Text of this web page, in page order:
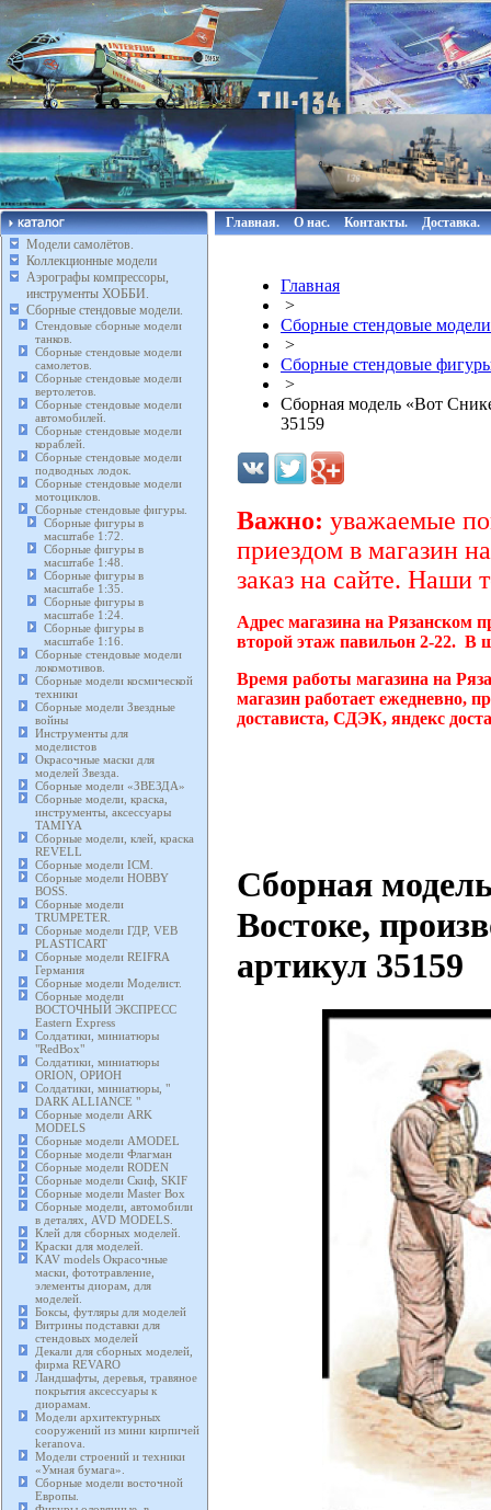
Модели самолётов.
Коллекционные модели
Аэрографы компрессоры,
инструменты ХОББИ.
Сборные стендовые модели.
Стендовые сборные модели
танков.
Сборные стендовые модели
самолетов.
Сборные стендовые модели
вертолетов.
Сборные стендовые модели
автомобилей.
Сборные стендовые модели
кораблей.
Сборные стендовые модели
подводных лодок.
Сборные стендовые модели
мотоциклов.
Сборные стендовые фигуры.
Сборные фигуры в
масштабе 1:72.
Сборные фигуры в
масштабе 1:48.
Сборные фигуры в
масштабе 1:35.
Сборные фигуры в
масштабе 1:24.
Сборные фигуры в
масштабе 1:16.
Сборные стендовые модели
локомотивов.
Сборные модели космической
техники
Сборные модели Звездные
войны
Инструменты для
моделистов
Окрасочные маски для
моделей Звезда.
Сборные модели «ЗВЕЗДА»
Сборные модели, краска,
инструменты, аксессуары
TAMIYA
Сборные модели, клей, краска
REVELL
Сборные модели ICM.
Сборные модели HOBBY
BOSS.
Сборные модели
TRUMPETER.
Сборные модели ГДР, VEB
PLASTICART
Сборные модели REIFRA
Германия
Сборные модели Моделист.
Сборные модели
ВОСТОЧНЫЙ ЭКСПРЕСС
Eastern Express
Солдатики, миниатюры
"RedBox"
Солдатики, миниатюры
ORION, ОРИОН
Солдатики, миниатюры, "
DARK ALLIANCE "
Сборные модели ARK
MODELS
Сборные модели AMODEL
Сборные модели Флагман
Сборные модели RODEN
Сборные модели Скиф, SKIF
Сборные модели Master Box
Сборные модели, автомобили
в деталях, AVD MODELS.
Клей для сборных моделей.
Краски для моделей.
KAV models Окрасочные
маски, фототравление,
элементы диорам, для
моделей.
Боксы, футляры для моделей
Витрины подставки для
стендовых моделей
Декали для сборных моделей,
фирма REVARO
Ландшафты, деревья, травяное
покрытия аксессуары к
диорамам.
Модели архитектурных
сооружений из мини кирпичей
keranova.
Модели строений и техники
«Умная бумага».
Сборные модели восточной
Европы.
Главная. О нас. Контакты. Доставка.
Главная
>
Сборные стендовые
>
Сборные стендовые
>
Сборная модель «Вот
35159
Важно: уважаемые
приездом в магазин
заказ на сайте. Наши
Адрес магазина на Рязанском
второй этаж павильон 2-22. В
Время работы магазина на
магазин работает ежедневно,
достависта, СДЭК, яндекс
Сборная
Востоке,
артикул 35159